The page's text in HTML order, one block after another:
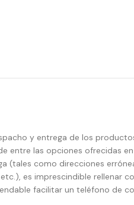
y entrega de los
entre las opciones ofrecidas
(tales como direcciones
es imprescindible rellenar
facilitar un teléfono de